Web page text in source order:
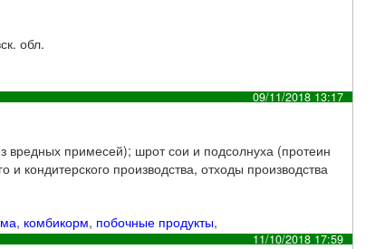
обл.
09/11/2018 13:17
примесей); шрот сои и подсолнуха (протеин
кондитерского производства, отходы производства
, комбикорм, побочные продукты,
11/10/2018 17:59